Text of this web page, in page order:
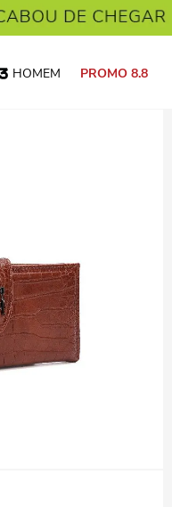
HOMEM PROMO 8.8